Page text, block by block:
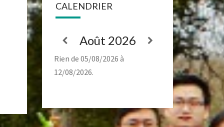
CALENDRIER
Août 2026
Rien de 05/08/2026 à
12/08/2026.